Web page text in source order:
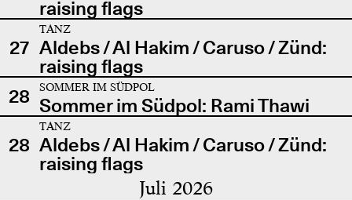
raising flags
27
TANZ
Aldebs / Al Hakim / Caruso / Zünd:
raising flags
28
SOMMER IM SÜDPOL
Sommer im Südpol: Rami Thawi
28
TANZ
Aldebs / Al Hakim / Caruso / Zünd:
raising flags
Juli 2026